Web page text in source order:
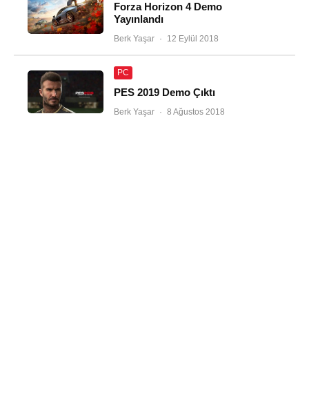
Forza Horizon 4 Demo
Yayınlandı
Berk Yaşar · 12 Eylül 2018
PC
PES 2019 Demo Çıktı
Berk Yaşar · 8 Ağustos 2018